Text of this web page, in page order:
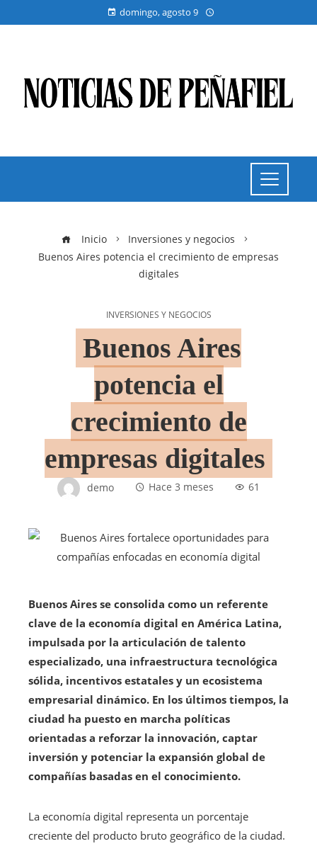
domingo, agosto 9
Inicio
Inversiones y negocios
Buenos Aires potencia el crecimiento de empresas
digitales
INVERSIONES Y NEGOCIOS
Buenos Aires
potencia el
crecimiento de
empresas digitales
demo Hace 3 meses 61
Buenos Aires se consolida como un referente
clave de la economía digital en América Latina,
impulsada por la articulación de talento
especializado, una infraestructura tecnológica
sólida, incentivos estatales y un ecosistema
empresarial dinámico. En los últimos tiempos, la
ciudad ha puesto en marcha políticas
orientadas a reforzar la innovación, captar
inversión y potenciar la expansión global de
compañías basadas en el conocimiento.
La economía digital representa un porcentaje
creciente del producto bruto geográfico de la ciudad.